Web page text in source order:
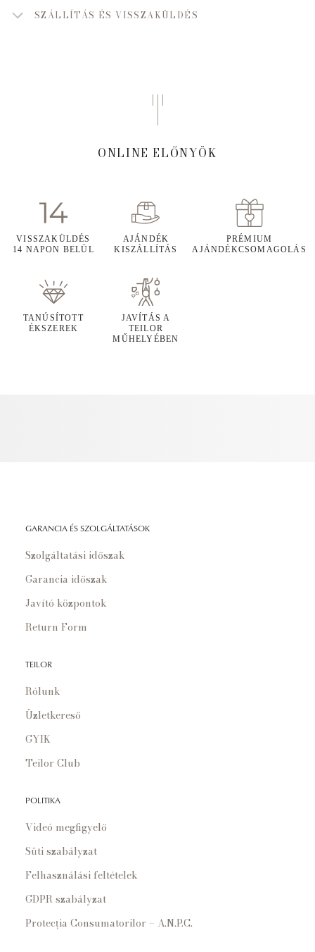
SZÁLLÍTÁS ÉS VISSZAKÜLDÉS
ONLINE ELŐNYÖK
VISSZAKÜLDÉS
14 NAPON BELÜL
AJÁNDÉK
KISZÁLLÍTÁS
PRÉMIUM
AJÁNDÉKCSOMAGOLÁS
TANÚSÍTOTT
ÉKSZEREK
JAVÍTÁS A
TEILOR
MŰHELYÉBEN
GARANCIA ÉS SZOLGÁLTATÁSOK
Szolgáltatási időszak
Garancia időszak
Javító központok
Return Form
TEILOR
Rólunk
Üzletkereső
GYIK
Teilor Club
POLITIKA
Videó megfigyelő
Süti szabályzat
Felhasználási feltételek
GDPR szabályzat
Protecția Consumatorilor – A.N.P.C.